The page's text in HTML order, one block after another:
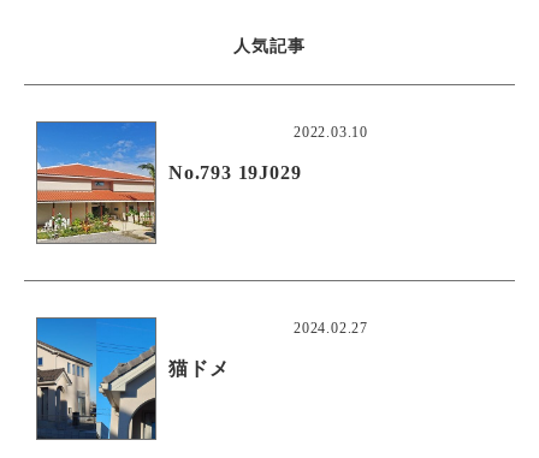
人気記事
2022.03.10
No.793 19J029
2024.02.27
猫ドメ